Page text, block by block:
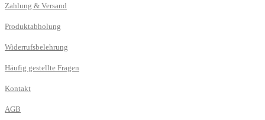
Zahlung & Versand
Produktabholung
Widerrufsbelehrung
Häufig gestellte Fragen
Kontakt
AGB